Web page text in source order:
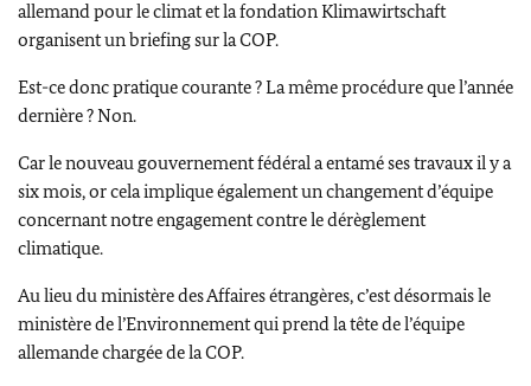
allemand pour le climat et la fondation Klimawirtschaft
organisent un briefing sur la COP.
Est-ce donc pratique courante ?La même procédure que l’année
dernière ? Non.
Car le nouveau gouvernement fédéral a entamé ses travaux il y a
six mois, or cela implique également un changement d’équipe
concernant notre engagement contre le dérèglement
climatique.
Au lieu du ministère des Affaires étrangères, c’est désormais le
ministère de l’Environnement qui prend la tête de l’équipe
allemande chargée de la COP.